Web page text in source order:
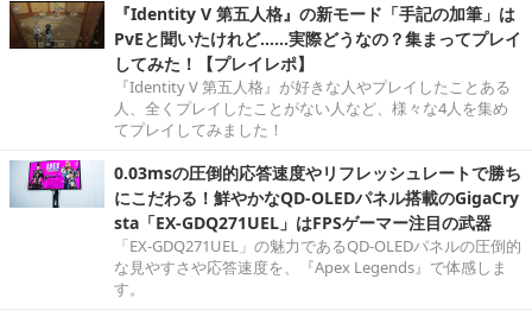
『Identity V 第五人格』の新モード「手記の加筆」は
PvEと聞いたけれど……実際どうなの？集まってプレイ
してみた！【プレイレポ】
『Identity V 第五人格』が好きな人やプレイしたことある
人、全くプレイしたことがない人など、様々な4人を集め
てプレイしてみました！
0.03msの圧倒的応答速度やリフレッシュレートで勝ち
にこだわる！鮮やかなQD-OLEDパネル搭載のGigaCry
sta「EX-GDQ271UEL」はFPSゲーマー注目の武器
「EX-GDQ271UEL」の魅力であるQD-OLEDパネルの圧倒的
な見やすさや応答速度を、『Apex Legends』で体感しま
す。